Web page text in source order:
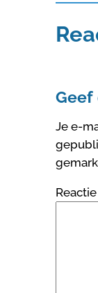
Geef
Je e-
Reactie